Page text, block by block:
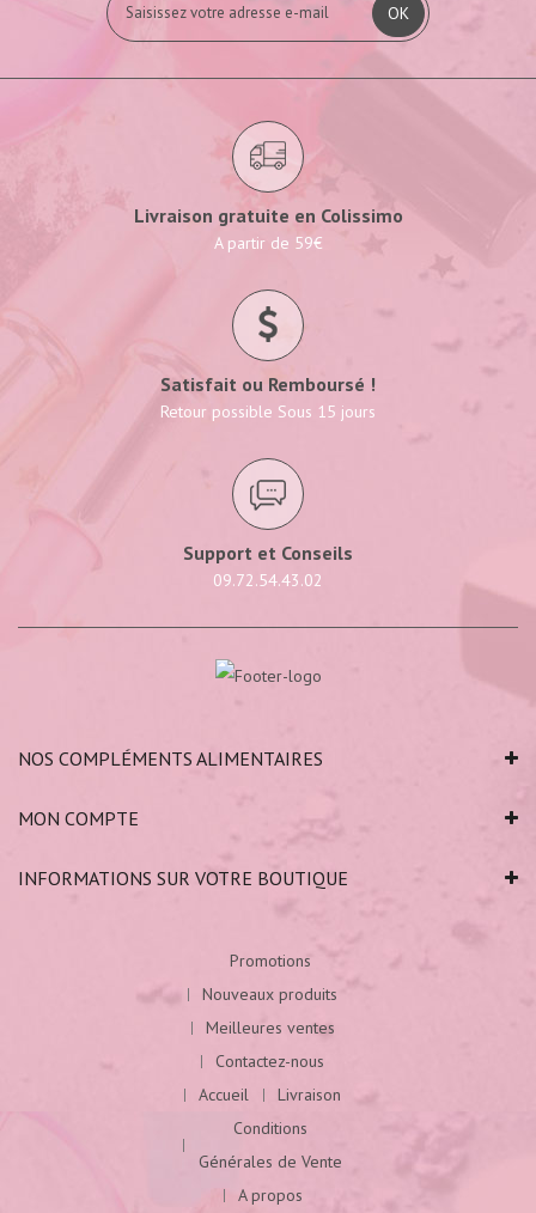
OK
Livraison gratuite en Colissimo
A partir de 59€
Satisfait ou Remboursé !
Retour possible Sous 15 jours
Support et Conseils
09.72.54.43.02
NOS COMPLÉMENTS ALIMENTAIRES
MON COMPTE
INFORMATIONS SUR VOTRE BOUTIQUE
Promotions
Nouveaux produits
Meilleures ventes
Contactez-nous
Accueil
Livraison
Conditions
Générales de Vente
A propos